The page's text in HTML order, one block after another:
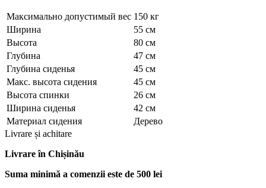
Максимально допустимый вес 150 кг
Ширина
55 см
Высота
80 см
Глубина
47 см
Глубина сиденья
45 см
Макс. высота сидения
45 см
Высота спинки
26 см
Ширина сиденья
42 см
Материал сидения
Дерево
Livrare și achitare
Livrareîn Chișinău
Suma minimă a comenzii este de 500 lei